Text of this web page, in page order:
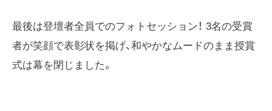
最後は登壇者全員でのフォトセッション！ 3名の受賞
者が笑顔で表彰状を掲げ、和やかなムードのまま授賞
式は幕を閉じました。